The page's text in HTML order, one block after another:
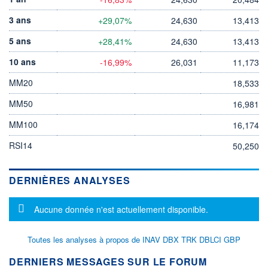
3 ans
+29,07% 24,630
13,413
5 ans
+28,41% 24,630
13,413
10 ans
-16,99% 26,031
11,173
MM20
18,533
MM50
16,981
MM100
16,174
RSI14
50,250
DERNIÈRES ANALYSES
Message d'information
Aucune donnée n'est actuellement disponible.
Toutes les analyses à propos de INAV DBX TRK DBLCI GBP
DERNIERS MESSAGES SUR LE FORUM